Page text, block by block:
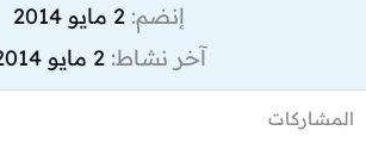
إنضم 2 مايو 2014
آخر نشاط 2 مايو 2014
المشاركات